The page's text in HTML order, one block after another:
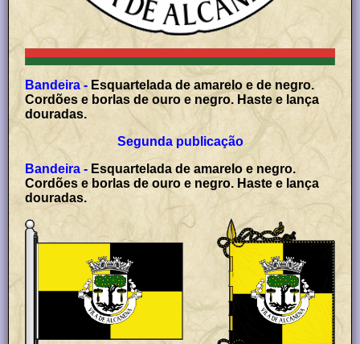
Bandeira - Esquartelada de amarelo e de negro.
Cordões e borlas de ouro e negro. Haste e lança
douradas.
Segunda publicação
Bandeira - Esquartelada de amarelo e negro.
Cordões e borlas de ouro e negro. Haste e lança
douradas.